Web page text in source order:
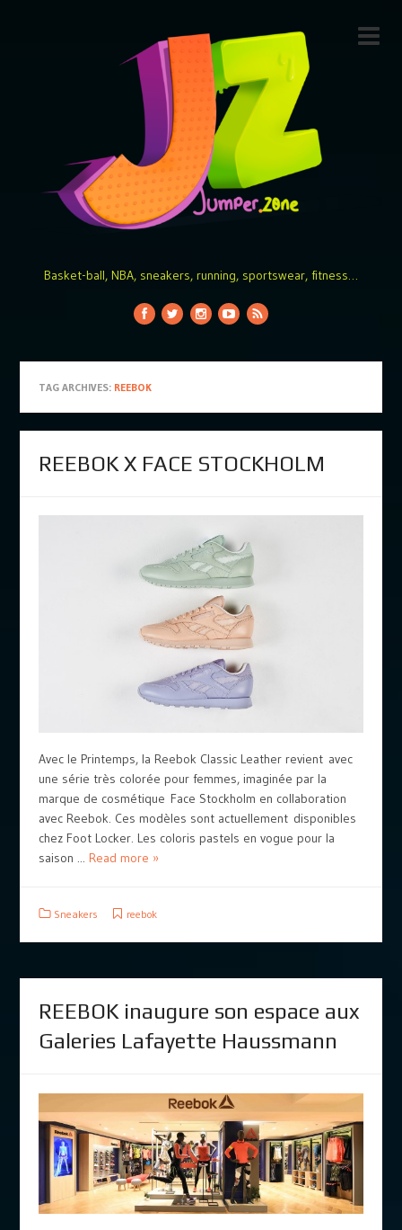
Basket-ball, NBA, sneakers, running, sportswear, fitness…
TAG ARCHIVES: REEBOK
REEBOK X FACE STOCKHOLM
Avec le Printemps, la Reebok Classic Leather revient avec
une série très colorée pour femmes, imaginée par la
marque de cosmétique Face Stockholm en collaboration
avec Reebok. Ces modèles sont actuellement disponibles
chez Foot Locker. Les coloris pastels en vogue pour la
saison ... Read more »
Sneakers reebok
REEBOK inaugure son espace aux
Galeries Lafayette Haussmann